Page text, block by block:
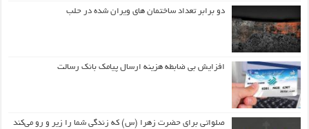
دو برابر تعداد ساختمان های ویران شده در حلب
افزایش بی ضابطه هزینه ارسال پیامک بانک رسالت
صلواتی برای حضرت زهرا (س) که زندگی شما را زیر و رو می‌کند